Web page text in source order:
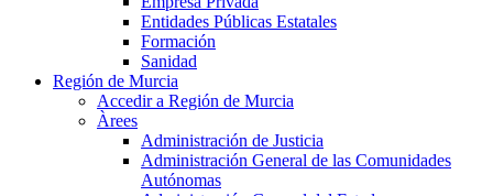
Entidades Públicas Estatales
Formación
Sanidad
Región de Murcia
Accedir a Región de Murcia
Àrees
Administración de Justicia
Administración General de las Comunidades
Autónomas